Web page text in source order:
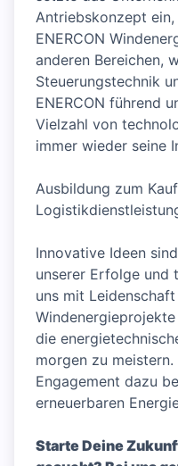
Antriebskonzept
ENERCON
anderen Bereichen,
Steuerungstechnik
ENERCON führend
Vielzahl von
immer wieder seine
Ausbildung zum
Innovative Ideen
unserer Erfolge und
uns mit
die
morgen zu
Engagement dazu
erneuerbaren
Starte Deine